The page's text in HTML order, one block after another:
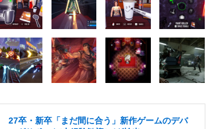
27卒・新卒「まだ間に合う」新作ゲームのデバ